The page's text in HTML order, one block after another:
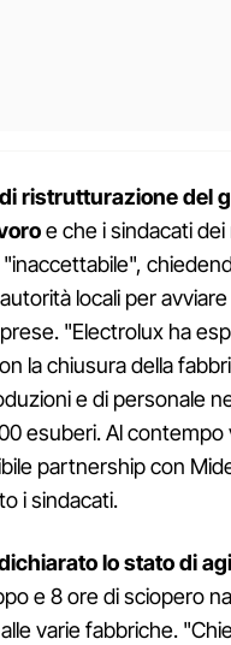
ristrutturazione del
e che i sindacati
locali per
"Electrolux ha
la chiusura della
e di personale
esuberi. Al
partnership con
i sindacati.
lo stato di
e 8 ore di sciopero
varie fabbriche.